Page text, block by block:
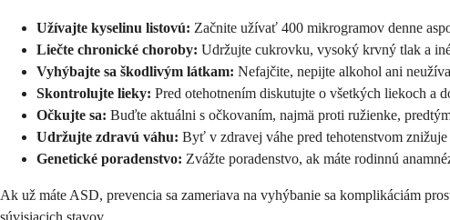
Užívajte kyselinu listovú: Začnite užívať 400 mikrogramov denne
Liečte chronické choroby: Udržujte cukrovku, vysoký krvný tlak a
Vyhýbajte sa škodlivým látkam: Nefajčite, nepijte alkohol ani
Skontrolujte lieky: Pred otehotnením diskutujte o všetkých liekoch a
Očkujte sa: Buďte aktuálni s očkovaním, najmä proti ružienke,
Udržujte zdravú váhu: Byť v zdravej váhe pred tehotenstvom
Genetické poradenstvo: Zvážte poradenstvo, ak máte rodinnú
Ak už máte ASD, prevencia sa zameriava na vyhýbanie sa komplikáciám
súvisiacich stavov.